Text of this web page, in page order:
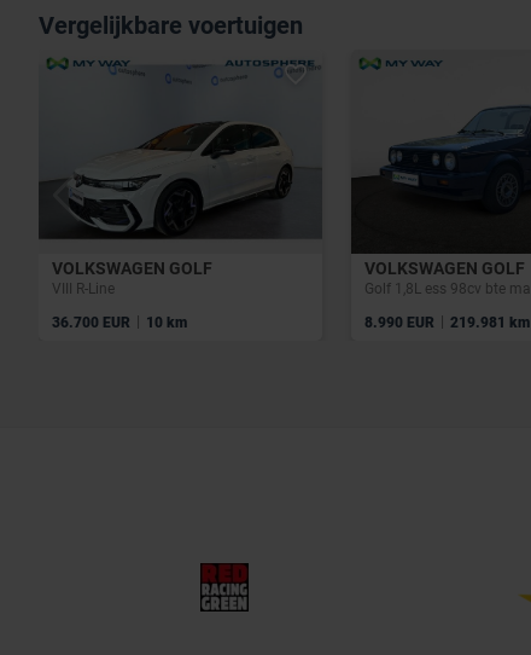
Vergelijkbare voertuigen
VOLKSWAGEN GOLF
VIII R-Line
36.700 EUR | 10 km
VOLKSWAGEN GOLF
8.990 EUR | 219.981 km